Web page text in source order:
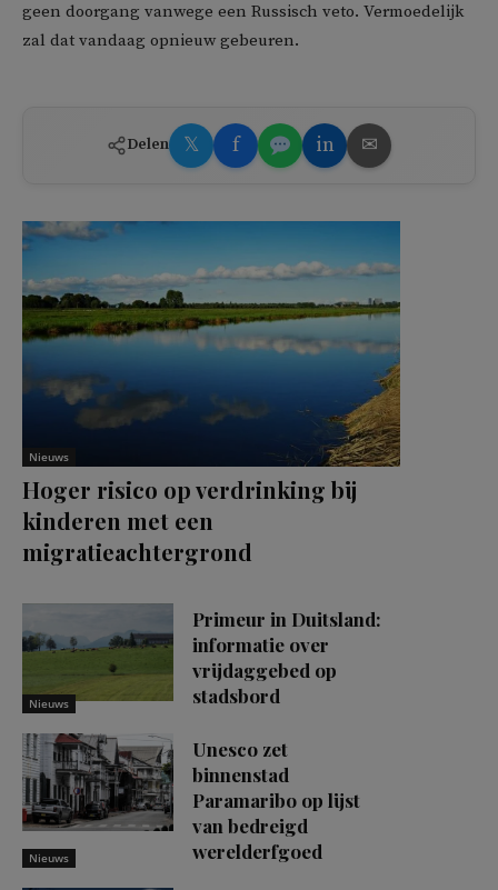
geen doorgang vanwege een Russisch veto. Vermoedelijk
zal dat vandaag opnieuw gebeuren.
Delen 𝕏 f in ✉
Nieuws
Hoger risico op verdrinking bij
kinderen met een
migratieachtergrond
Nieuws
Primeur in Duitsland:
informatie over
vrijdaggebed op
stadsbord
Nieuws
Unesco zet
binnenstad
Paramaribo op lijst
van bedreigd
werelderfgoed